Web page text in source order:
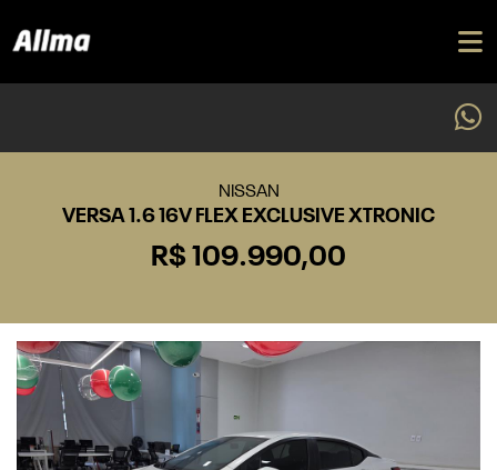
NISSAN
VERSA 1.6 16V FLEX EXCLUSIVE XTRONIC
R$ 109.990,00